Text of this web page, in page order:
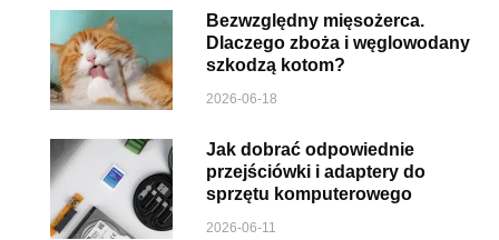
Bezwzględny mięsożerca.
Dlaczego zboża i węglowodany
szkodzą kotom?
2026-06-18
Jak dobrać odpowiednie
przejściówki i adaptery do
sprzętu komputerowego
2026-06-11